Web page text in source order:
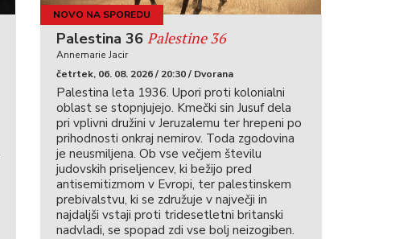
NOVO NA SPOREDU
Palestina 36 Palestine 36
Annemarie Jacir
četrtek, 06. 08. 2026 / 20:30 / Dvorana
Palestina leta 1936. Upori proti kolonialni
oblast se stopnjujejo. Kmečki sin Jusuf dela
pri vplivni družini v Jeruzalemu ter hrepeni po
prihodnosti onkraj nemirov. Toda zgodovina
je neusmiljena. Ob vse večjem številu
judovskih priseljencev, ki bežijo pred
antisemitizmom v Evropi, ter palestinskem
prebivalstvu, ki se združuje v največji in
najdaljši vstaji proti tridesetletni britanski
nadvladi, se spopad zdi vse bolj neizogiben.